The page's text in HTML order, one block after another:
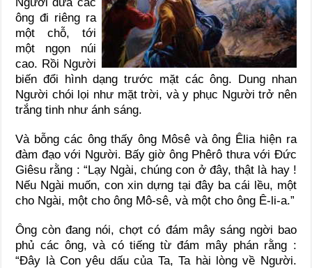
ông đi riêng ra
một chỗ, tới
một ngọn núi
cao. Rồi Người
biến đổi hình dạng trước mặt các ông. Dung nhan
Người chói lọi như mặt trời, và y phục Người trở nên
trắng tinh như ánh sáng.
Và bỗng các ông thấy ông Môsê và ông Êlia hiện ra
đàm đạo với Người. Bấy giờ ông Phêrô thưa với Đức
Giêsu rằng : “Lạy Ngài, chúng con ở đây, thật là hay !
Nếu Ngài muốn, con xin dựng tại đây ba cái lều, một
cho Ngài, một cho ông Mô-sê, và một cho ông Ê-li-a.”
Ông còn đang nói, chợt có đám mây sáng ngời bao
phủ các ông, và có tiếng từ đám mây phán rằng :
“Đây là Con yêu dấu của Ta, Ta hài lòng về Người.